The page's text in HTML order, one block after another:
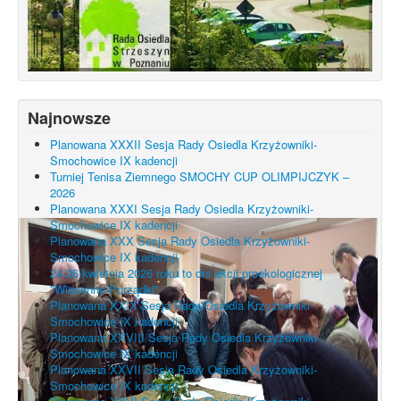
Najnowsze
Planowana XXXII Sesja Rady Osiedla Krzyżowniki-
Smochowice IX kadencji
Turniej Tenisa Ziemnego SMOCHY CUP OLIMPIJCZYK –
2026
Planowana XXXI Sesja Rady Osiedla Krzyżowniki-
Smochowice IX kadencji
Planowana XXX Sesja Rady Osiedla Krzyżowniki-
Smochowice IX kadencji
24-26 kwietnia 2026 roku to dni akcji proekologicznej
"Wiosenne Porządki"
Planowana XXIX Sesja Rady Osiedla Krzyżowniki-
Smochowice IX kadencji
Planowana XXVIII Sesja Rady Osiedla Krzyżowniki-
Smochowice IX kadencji
Planowana XXVII Sesja Rady Osiedla Krzyżowniki-
Smochowice IX kadencji